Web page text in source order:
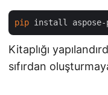
pip
Kitaplığı
sıfırdan